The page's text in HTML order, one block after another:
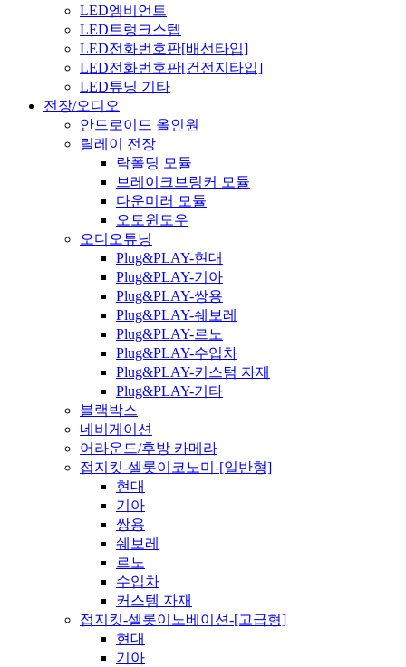
LED엠비언트
LED트렁크스텝
LED전화번호판[배선타입]
LED전화번호판[건전지타입]
LED튜닝 기타
전장/오디오
안드로이드 올인원
릴레이 전장
락폴딩 모듈
브레이크브링커 모듈
다운미러 모듈
오토윈도우
오디오튜닝
Plug&PLAY-현대
Plug&PLAY-기아
Plug&PLAY-쌍용
Plug&PLAY-쉐보레
Plug&PLAY-르노
Plug&PLAY-수입차
Plug&PLAY-커스텀 자재
Plug&PLAY-기타
블랙박스
네비게이션
어라운드/후방 카메라
접지킷-셀롯이코노미-[일반형]
현대
기아
쌍용
쉐보레
르노
수입차
커스템 자재
접지킷-셀롯이노베이션-[고급형]
현대
기아